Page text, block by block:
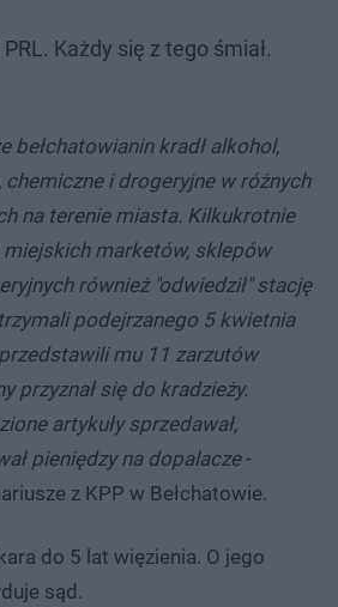
Każdy się z tego śmiał.
bełchatowianin kradł alkohol,
chemiczne i drogeryjne w różnych
na terenie miasta. Kilkukrotnie
miejskich marketów, sklepów
również "odwiedził" stację
podejrzanego 5 kwietnia
mu 11 zarzutów
przyznał się do kradzieży.
artykuły sprzedawał,
pieniędzy na dopalacze-
z KPP w Bełchatowie.
do 5 lat więzienia. O jego
sąd.